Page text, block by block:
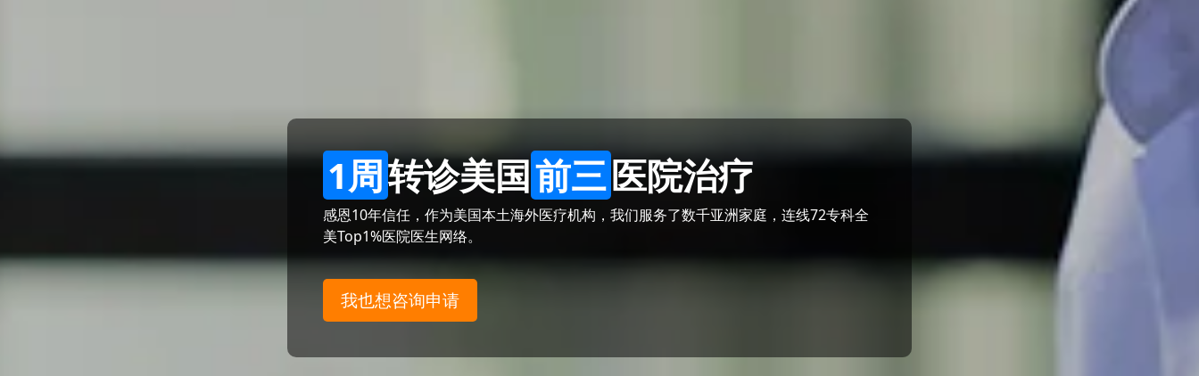
1周转诊美国前三医院治疗
感恩10年信任，作为美国本土海外医疗机构，我们服务了数千亚洲家庭，连线72专科全
美Top1%医院医生网络。
我也想咨询申请